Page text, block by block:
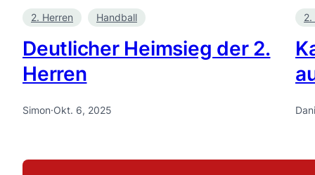
2. Herren Handball
Deutlicher Heimsieg der 2.
Herren
Simon·Okt. 6, 2025
2.